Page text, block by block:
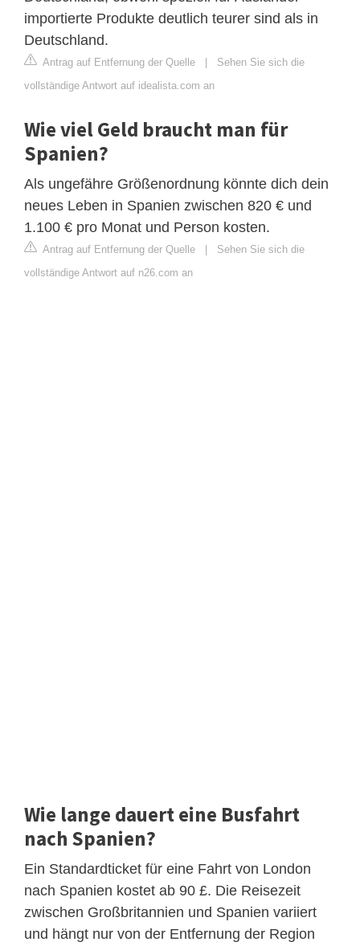
importierte Produkte deutlich teurer sind als in
Deutschland.
Antrag auf Entfernung der Quelle | Sehen Sie sich die
vollständige Antwort auf idealista.com an
Wie viel Geld braucht man für
Spanien?
Als ungefähre Größenordnung könnte dich dein
neues Leben in Spanien zwischen 820 € und
1.100 € pro Monat und Person kosten.
Antrag auf Entfernung der Quelle | Sehen Sie sich die
vollständige Antwort auf n26.com an
Wie lange dauert eine Busfahrt
nach Spanien?
Ein Standardticket für eine Fahrt von London
nach Spanien kostet ab 90 £. Die Reisezeit
zwischen Großbritannien und Spanien variiert
und hängt nur von der Entfernung der Region